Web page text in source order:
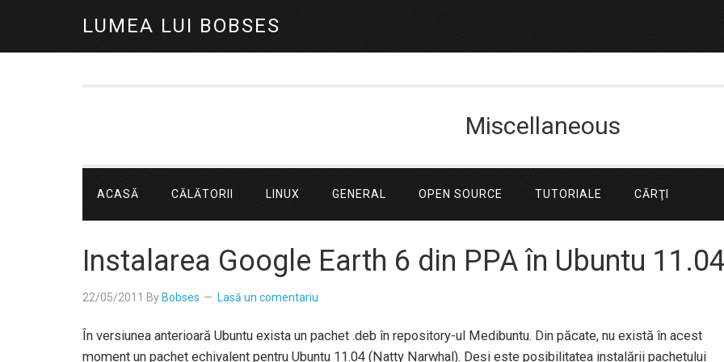
LUMEA LUI BOBSES
Miscellaneous
ACASĂ CĂLĂTORII LINUX GENERAL OPEN SOURCE TUTORIALE CĂRŢI
Instalarea Google Earth 6 din PPA în Ubuntu
22/05/2011 By Bobses Lasă un comentariu
În versiunea anterioară Ubuntu exista un pachet .deb în repository-ul Medibuntu. Din păcate, nu există în acest
moment un pachet echivalent pentru Ubuntu 11.04 (Natty Narwhal). Deși este posibilitatea instalării pachetului